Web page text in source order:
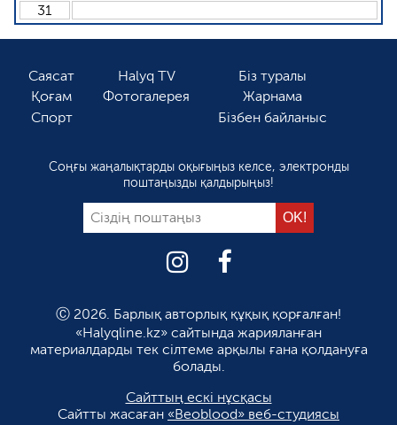
31
Саясат
Қоғам
Спорт
Halyq TV
Фотогалерея
Біз туралы
Жарнама
Бізбен байланыс
Соңғы жаңалықтарды оқығыңыз келсе, электронды
поштаңызды қалдырыңыз!
Ⓒ 2026. Барлық авторлық құқық қорғалған!
«Halyqline.kz» сайтында жарияланған
материалдарды тек сілтеме арқылы ғана қолдануға
болады.
Сайттың ескі нұсқасы
Сайтты жасаған «Beoblood» веб-студиясы